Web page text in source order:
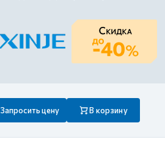
Запросить цену В корзину